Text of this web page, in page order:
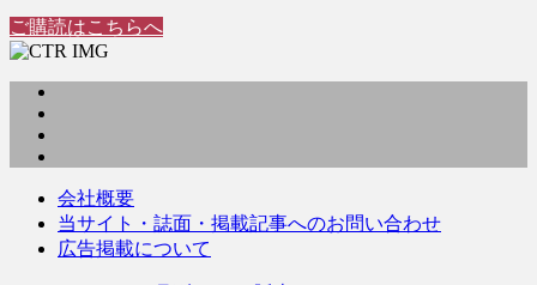
ご購読はこちらへ
会社概要
当サイト・誌面・掲載記事へのお問い合わせ
広告掲載について